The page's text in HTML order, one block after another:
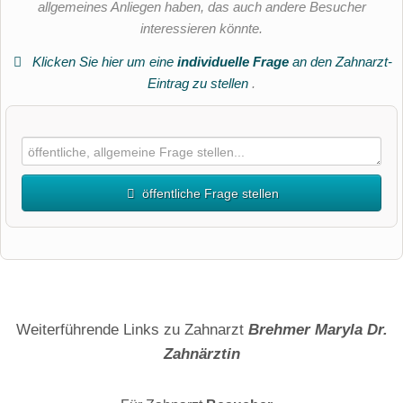
allgemeines Anliegen haben, das auch andere Besucher
interessieren könnte.
Klicken Sie hier um eine individuelle Fragean den Zahnarzt-
Eintrag zu stellen .
öffentliche Frage stellen
Weiterführende Links zu Zahnarzt Brehmer Maryla Dr.
Zahnärztin